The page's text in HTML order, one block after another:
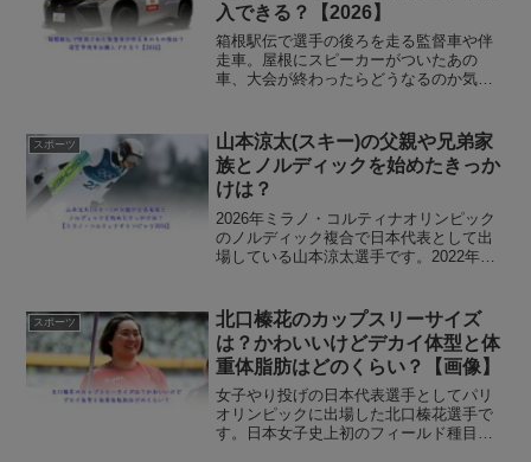
入できる？【2026】
箱根駅伝で選手の後ろを走る監督車や伴
走車。屋根にスピーカーがついたあの
車、大会が終わったらどうなるのか気に
両が電動化され、世界に1台しかない水素
で走るセンチュリ...
スポーツ
山本涼太(スキー)の父親や兄弟家
族とノルディックを始めたきっか
けは？
2026年ミラノ・コルティナオリンピック
のノルディック複合で日本代表として出
場している山本涼太選手です。2022年北
ラスです。ネットで山本涼太選手が
度々、お父さんのこと...
スポーツ
北口榛花のカップスリーサイズ
は？かわいいけどデカイ体型と体
重体脂肪はどのくらい？【画像】
女子やり投げの日本代表選手としてパリ
オリンピックに出場した北口榛花選手で
す。日本女子史上初のフィールド種目で